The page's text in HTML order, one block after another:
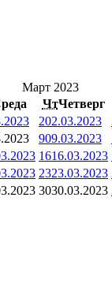
Март 2023
ЧтЧетверг
202.03.2023
909.03.2023
1616.03.2023
2323.03.2023
3030.03.2023